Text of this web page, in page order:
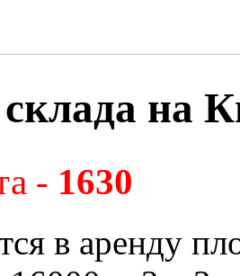
на
- 1630
в аренду